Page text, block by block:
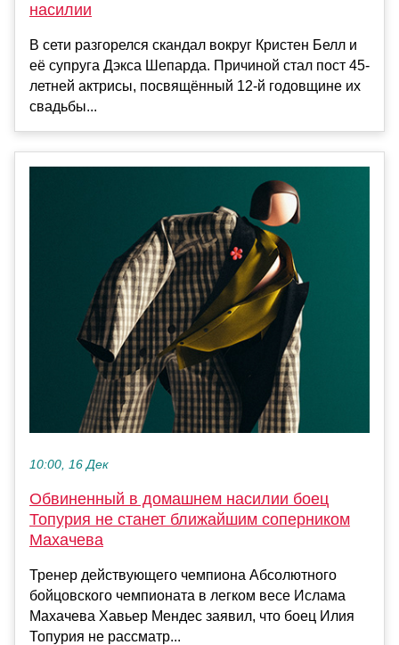
насилии
В сети разгорелся скандал вокруг Кристен Белл и
её супруга Дэкса Шепарда. Причиной стал пост 45-
летней актрисы, посвящённый 12-й годовщине их
свадьбы...
10:00, 16 Дек
Обвиненный в домашнем насилии боец
Топурия не станет ближайшим соперником
Махачева
Тренер действующего чемпиона Абсолютного
бойцовского чемпионата в легком весе Ислама
Махачева Хавьер Мендес заявил, что боец Илия
Топурия не рассматр...